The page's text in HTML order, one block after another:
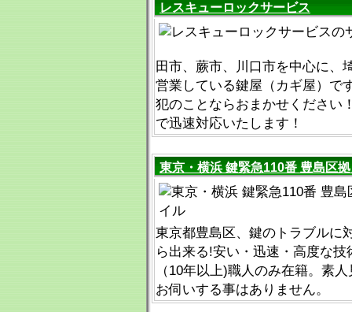
レスキューロックサービス
田市、蕨市、川口市を中心に、
営業している鍵屋（カギ屋）で
犯のことならおまかせください
で迅速対応いたします！
東京・横浜 鍵緊急110番 豊島区
東京都豊島区、鍵のトラブルに
ら出来る!安い・迅速・高度な
（10年以上)職人のみ在籍。素
お伺いする事はありません。